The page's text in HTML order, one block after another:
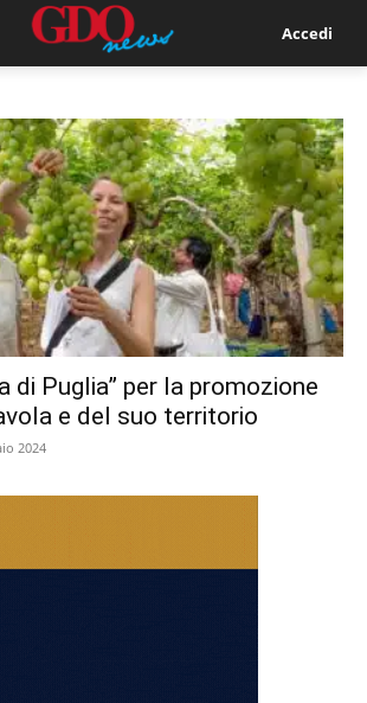
Accedi
di Puglia” per la promozione
e del suo territorio
2024